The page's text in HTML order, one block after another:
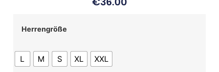
Herrengröße
L M S XL XXL